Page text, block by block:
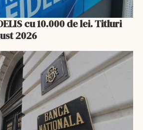
cu 10.000 de lei. Titluri
2026